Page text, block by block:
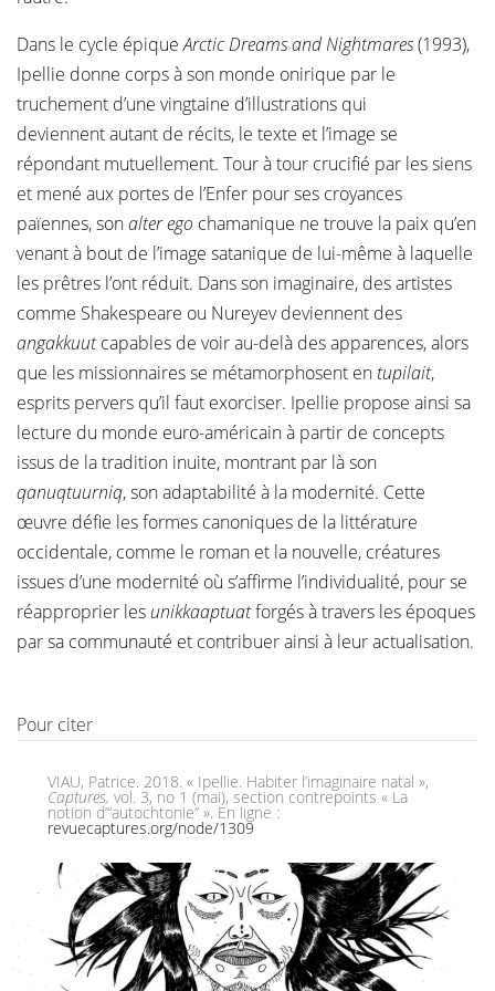
Dans le cycle épiqueArctic Dreams and Nightmares(1993),
Ipellie donne corps à son monde onirique par le
truchement d’une vingtaine d’illustrations qui
deviennent autant de récits, le texte et l’image se
répondant mutuellement. Tour à tour crucifié par les siens
et mené aux portes de l’Enfer pour ses croyances
païennes, sonalter ego chamanique ne trouve la paix qu’en
venant à bout de l’image satanique de lui-même à laquelle
les prêtres l’ont réduit. Dans son imaginaire, des artistes
comme Shakespeare ou Nureyev deviennent des
angakkuutcapables de voir au-delà des apparences, alors
que les missionnaires se métamorphosent en tupilait,
esprits pervers qu’il faut exorciser. Ipellie propose ainsi sa
lecture du monde euro-américain à partir de concepts
issus de la tradition inuite, montrant par là son
qanuqtuurniq, son adaptabilité à la modernité. Cette
œuvre défie les formes canoniques de la littérature
occidentale, comme le roman et la nouvelle, créatures
issues d’une modernité où s’affirme l’individualité, pour se
réapproprier les unikkaaptuatforgés à travers les époques
par sa communauté et contribuer ainsi à leur actualisation.
Pour citer
VIAU, Patrice. 2018. « Ipellie. Habiter l’imaginaire natal »,
Captures, vol. 3, no 1 (mai), section contrepoints « La
notion d’“autochtonie” ». En ligne :
revuecaptures.org/node/1309